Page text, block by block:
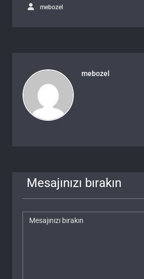
mebozel
mebozel
Mesajınızı bırakın